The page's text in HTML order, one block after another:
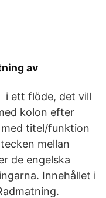
av
i ett flöde, det vill
kolon efter
titel/funktion
mellan
de engelska
Innehållet i